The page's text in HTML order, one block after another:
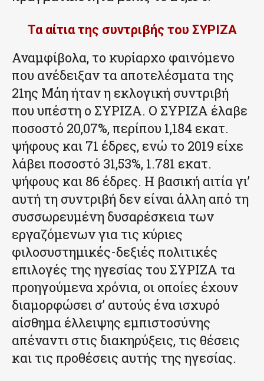
Τα αίτια της συντριβής του ΣΥΡΙΖΑ
Αναμφίβολα, το κυρίαρχο φαινόμενο
που ανέδειξαν τα αποτελέσματα της
21ης Μάη ήταν η εκλογική συντριβή
που υπέστη ο ΣΥΡΙΖΑ. Ο ΣΥΡΙΖΑ έλαβε
ποσοστό 20,07%, περίπου 1,184 εκατ.
ψήφους και 71 έδρες, ενώ το 2019 είχε
λάβει ποσοστό 31,53%, 1.781 εκατ.
ψήφους και 86 έδρες. Η βασική αιτία γι’
αυτή τη συντριβή δεν είναι άλλη από τη
συσσωρευμένη δυσαρέσκεια των
εργαζόμενων για τις κύριες
φιλοσυστημικές-δεξιές πολιτικές
επιλογές της ηγεσίας του ΣΥΡΙΖΑ τα
προηγούμενα χρόνια, οι οποίες έχουν
διαμορφώσει σ’ αυτούς ένα ισχυρό
αίσθημα έλλειψης εμπιστοσύνης
απέναντι στις διακηρύξεις, τις θέσεις
και τις προθέσεις αυτής της ηγεσίας.